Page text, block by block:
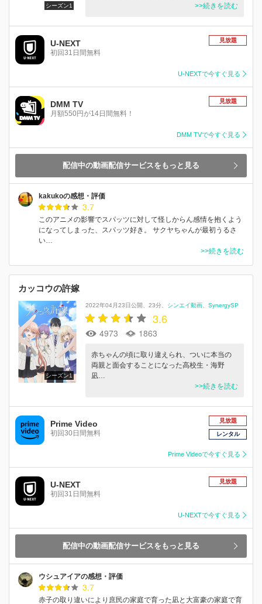
シーズン1
>>続きを読む
U-NEXT
初回31日間無料
見放題
U-NEXTで今すぐ見る
DMM TV
月額550円が14日間無料！
見放題
DMM TVで今すぐ見る
配信中の動画配信サービスをもっと見る
kakukoの感想・評価
3.7
このアニメの影響でスパッツに対して怪しからん感情を抱くよう
になってしまった、スパッツ好き。 サクヤちゃんが最初うるさ
い…
>>続きを読む
カッコウの許嫁
シーズン1
2022年04月23日公開 23分 シンエイ動画 SynergySP
3.6
4973 1863
赤ちゃんの頃に取り違えられ、ついに本当の
両親と面会することになった高校生・海野
凪…
>>続きを読む
Prime Video
初回30日間無料
見放題
レンタル
Prime Videoで今すぐ見る
U-NEXT
初回31日間無料
見放題
U-NEXTで今すぐ見る
配信中の動画配信サービスをもっと見る
ウシュアイアの感想・評価
3.7
赤子の取り違いにより庶民の家庭で育った凪と大富豪の家庭で育